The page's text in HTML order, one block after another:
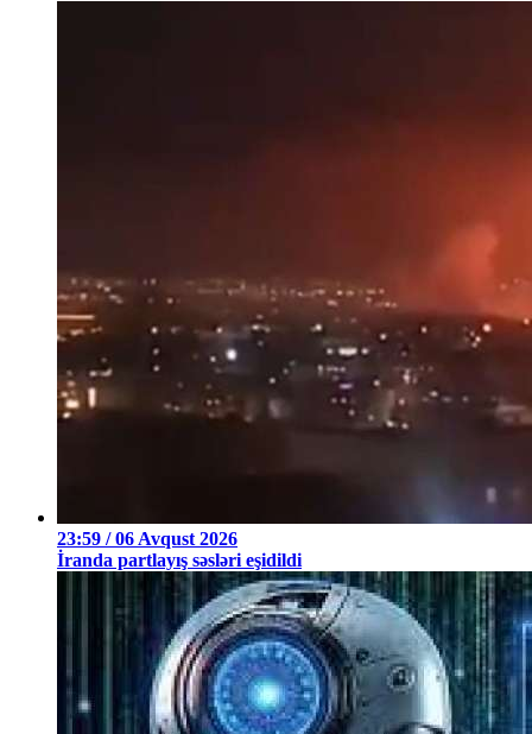
23:59 / 06 Avqust 2026
İranda partlayış səsləri eşidildi